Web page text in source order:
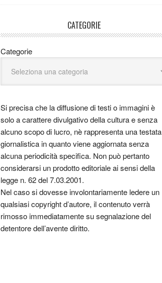
CATEGORIE
Categorie
Si precisa che la diffusione di testi o immagini è
solo a carattere divulgativo della cultura e senza
alcuno scopo di lucro, nè rappresenta una testata
giornalistica in quanto viene aggiornata senza
alcuna periodicità specifica. Non può pertanto
considerarsi un prodotto editoriale ai sensi della
legge n. 62 del 7.03.2001.
Nel caso si dovesse involontariamente ledere un
qualsiasi copyright d’autore, il contenuto verrà
rimosso immediatamente su segnalazione del
detentore dell’avente diritto.